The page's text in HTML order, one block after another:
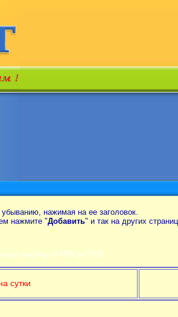
нажимая на ее заголовок.
нажмите "Добавить" и так на других
квартир от MIN до 550$
сутки